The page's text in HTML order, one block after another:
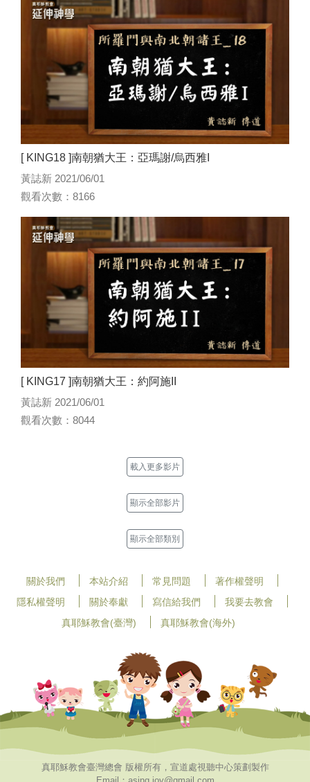
[ KING18 ]南朝猶大王：亞瑪謝/烏西雅I
黃誌新 2021/06/01
觀看次數：8166
[ KING17 ]南朝猶大王：約阿施II
黃誌新 2021/06/01
觀看次數：8044
載入更多影片
顯示全部影片
顯示全部類別
關於我們 本站介紹 常見問題
著作權聲明
隱私權聲明
關於奉獻 寫信給我們
我要去教會
真耶穌教會(臺灣)
真耶穌教會(海外)
真耶穌教會臺灣總會 版權所有，宣道處視聽中心策劃製作